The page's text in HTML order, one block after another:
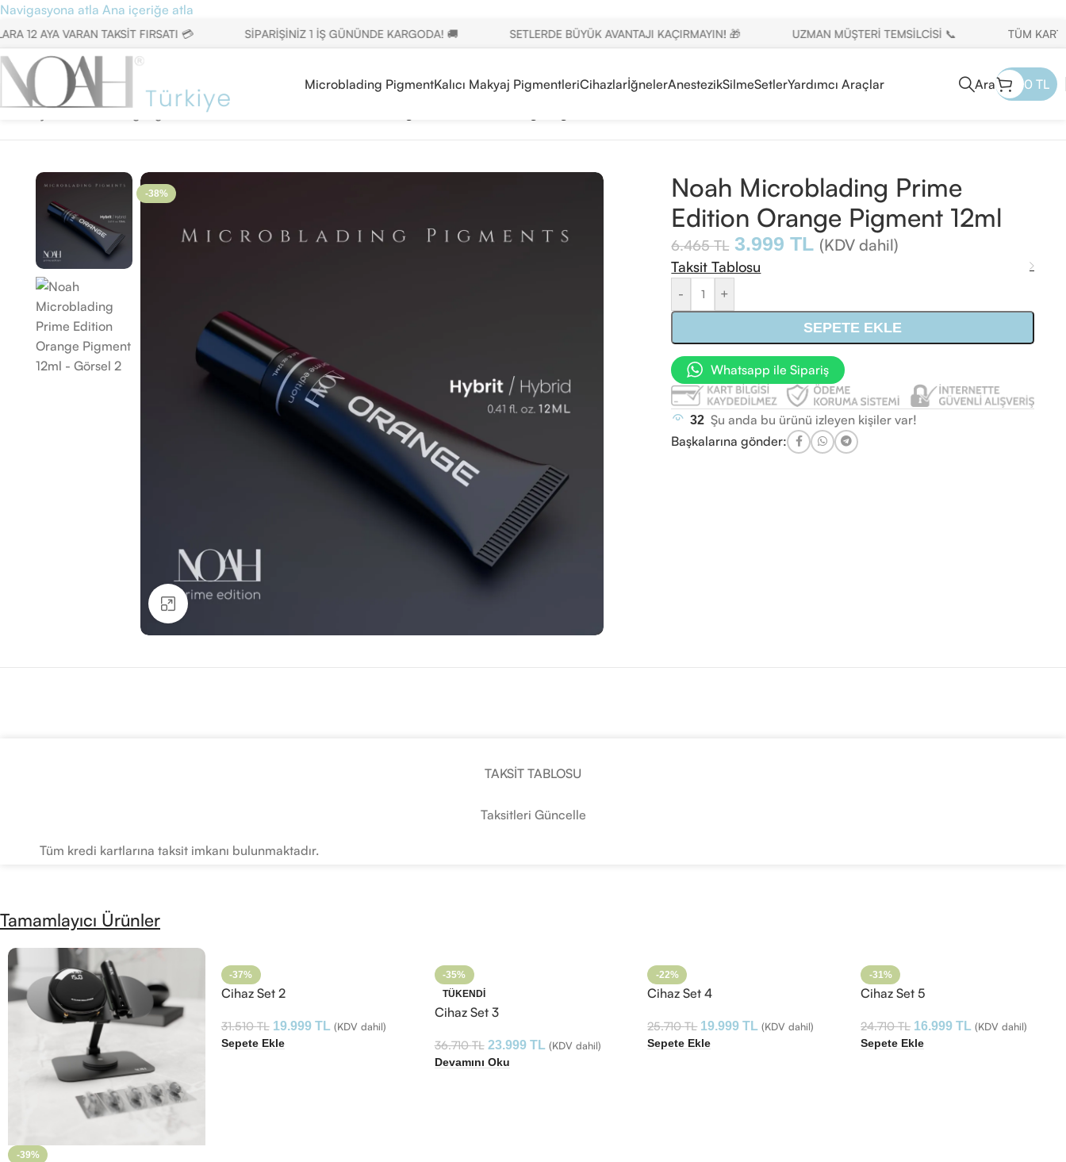
Navigasyona atla Ana içeriğe atla
AYA VARAN TAKSİT FIRSATI 💳 SİPARİŞİNİZ 1 İŞ GÜNÜNDE KARGODA! 🚚 SETLERDE BÜYÜK AVANTAJI KAÇIRMAYIN! 🎁 UZMAN MÜŞTERİ TEMSİLCİSİ 📞 TÜM KARTLARA
Microblading PigmentKalıcı Makyaj PigmentleriCihazlarİğnelerAnestezikSilmeSetlerYardımcı Araçlar Ara 0 TL
12ml Prime Serisi
-38%
Büyütmek için tıklayın
Noah Microblading Prime
Edition Orange Pigment 12ml
6.465TL 3.999TL (KDV dahil)
Taksit Tablosu
- +
SEPETE EKLE
Whatsapp ile Sipariş
32 Şu anda bu ürünü izleyen kişiler var!
Başkalarına gönder:
TAKSIT TABLOSU
Taksitleri Güncelle
Tüm kredi kartlarına taksit imkanı bulunmaktadır.
Tamamlayıcı Ürünler
-39%
-37%
Cihaz Set 2
31.510TL 19.999 TL (KDV dahil)
Sepete Ekle
-35%
TÜKENDI
Cihaz Set 3
36.710TL 23.999 TL (KDV dahil)
Devamını Oku
-22%
Cihaz Set 4
25.710TL 19.999TL (KDV dahil)
Sepete Ekle
-31%
Cihaz Set 5
24.710TL 16.999TL (KDV dahil)
Sepete Ekle